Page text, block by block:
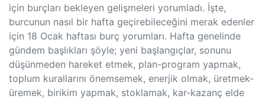
için burçları bekleyen gelişmeleri yorumladı. İşte,
burcunun nasıl bir hafta geçirebileceğini merak edenler
için 18 Ocak haftası burç yorumları. Hafta genelinde
gündem başlıkları şöyle; yeni başlangıçlar, sonunu
düşünmeden hareket etmek, plan-program yapmak,
toplum kurallarını önemsemek, enerjik olmak, üretmek-
üremek, birikim yapmak, stoklamak, kar-kazanç elde